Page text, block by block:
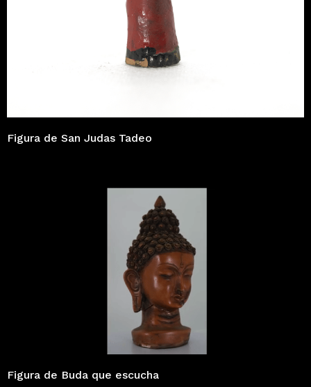
Figura de San Judas Tadeo
Figura de Buda que escucha